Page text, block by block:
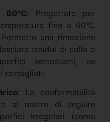
60°C: Progettato per
fino a 60°C
una rimozione
residui di colla o
sottostanti, se
consigliati.
La conformabilità
al nastro di seguire
irregolari (come